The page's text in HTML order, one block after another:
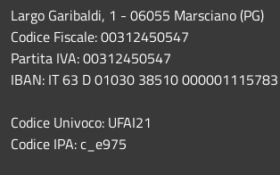
Largo Garibaldi, 1 - 06055 Marsciano (PG)
Codice Fiscale: 00312450547
Partita IVA: 00312450547
IBAN: IT 63 D 01030 38510 000001115783
Codice Univoco: UFAI21
Codice IPA: c_e975